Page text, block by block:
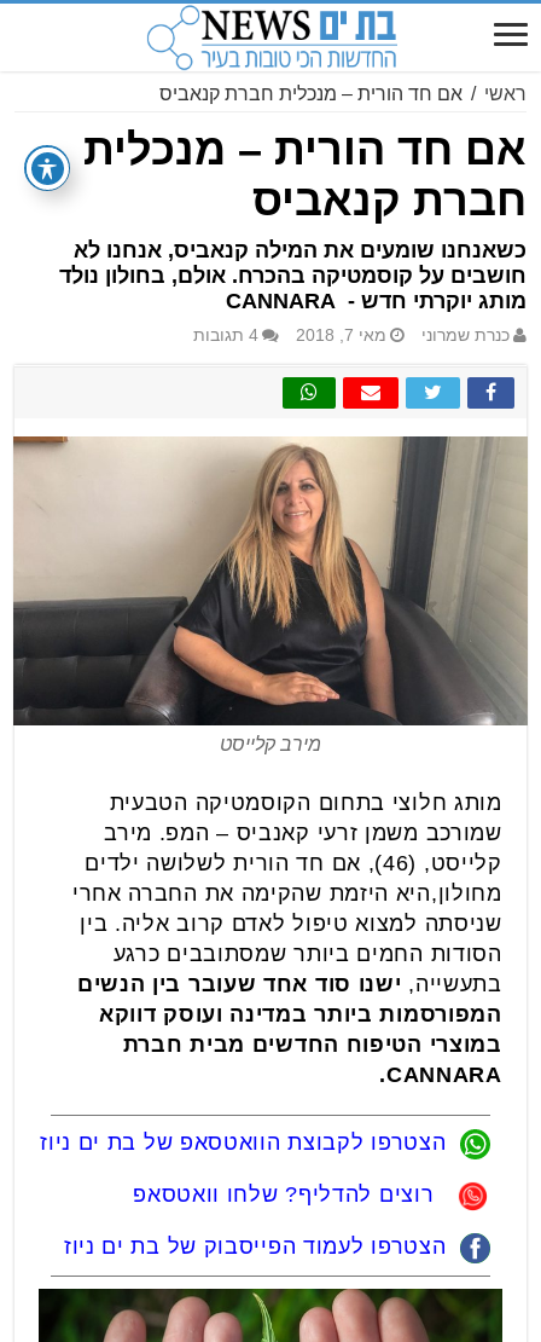
ראשי / אם חד הורית – מנכלית חברת קנאביס
אם חד הורית – מנכלית
חברת קנאביס
כשאנחנו שומעים את המילה קנאביס, אנחנו לא
חושבים על קוסמטיקה בהכרח. אולם, בחולון נולד
מותג יוקרתי חדש - CANNARA
כנרת שמרוני מאי 7, 2018 4 תגובות
מירב קלייסט
מותג חלוצי בתחום הקוסמטיקה הטבעית
שמורכב משמן זרעי קאנביס – המפ. מירב
קלייסט, (46), אם חד הורית לשלושה ילדים
מחולון,היא היזמת שהקימה את החברה אחרי
שניסתה למצוא טיפול לאדם קרוב אליה. בין
הסודות החמים ביותר שמסתובבים כרגע
בתעשייה, ישנו סוד אחד שעובר בין הנשים
המפורסמות ביותר במדינה ועוסק דווקא
במוצרי הטיפוח החדשים מבית חברת
CANNARA.
הצטרפו לקבוצת הוואטסאפ של בת ים ניוז
רוצים להדליף? שלחו וואטסאפ
הצטרפו לעמוד הפייסבוק של בת ים ניוז